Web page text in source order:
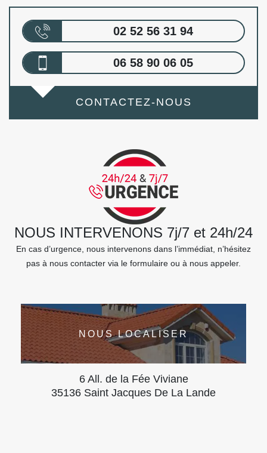
02 52 56 31 94
06 58 90 06 05
CONTACTEZ-NOUS
NOUS INTERVENONS 7j/7 et 24h/24
En cas d’urgence, nous intervenons dans l’immédiat, n’hésitez
pas à nous contacter via le formulaire ou à nous appeler.
NOUS LOCALISER
6 All. de la Fée Viviane
35136 Saint Jacques De La Lande